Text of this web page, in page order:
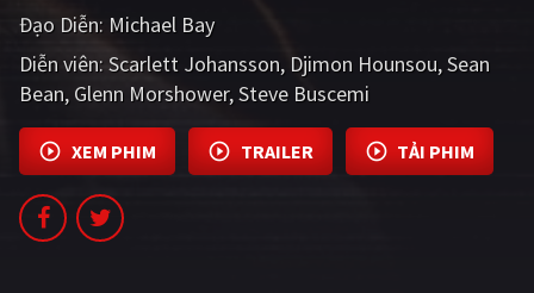
PHIM CHIẾU RẠP
TUYỂN TẬP PHIM
Đạo Diễn: Michael Bay
Diễn viên: Scarlett Johansson Djimon Hounsou Sean
Bean Glenn Morshower Steve Buscemi
XEM PHIM TRAILER TẢI PHIM